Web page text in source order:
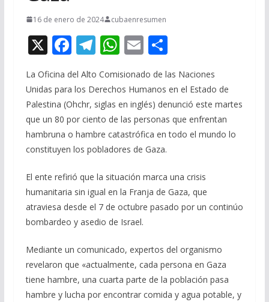
16 de enero de 2024 cubaenresumen
X F
ac
e
b
o
o
k
T
e
gr
a
m
W
at
s
A
p
p
E
m
ai
l
C
m
p
ar
ti
La Oficina del Alto Comisionado de las Naciones
Unidas para los Derechos Humanos en el Estado de
Palestina (Ohchr, siglas en inglés) denunció este martes
que un 80 por ciento de las personas que enfrentan
hambruna o hambre catastrófica en todo el mundo lo
constituyen los pobladores de Gaza.
El ente refirió que la situación marca una crisis
humanitaria sin igual en la Franja de Gaza, que
atraviesa desde el 7 de octubre pasado por un continúo
bombardeo y asedio de Israel.
Mediante un comunicado, expertos del organismo
revelaron que «actualmente, cada persona en Gaza
tiene hambre, una cuarta parte de la población pasa
hambre y lucha por encontrar comida y agua potable, y